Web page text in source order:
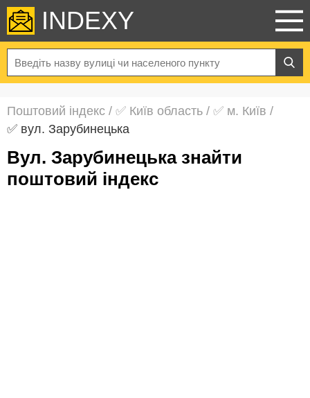
INDEXY
Поштовий індекс / ✅ Київ область / ✅ м. Київ /
✅ вул. Зарубинецька
вул. Зарубинецька знайти
поштовий індекс